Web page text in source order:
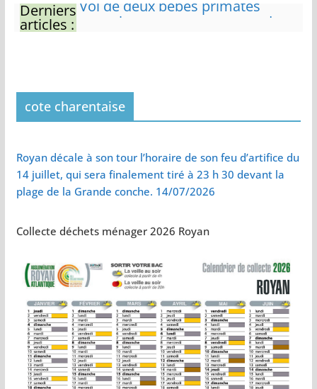
Derniers
articles :
Eau potable : Le préfet de
pelouse de 12h à 16h à partir du
7 juin
Naissance exceptionnelle de
Vol de deux bébés primates
tamarins empereurs au zoo de
La Palmyre
cote charentaise
Royan décale à son tour l’horaire de son feu d’artifice du
14 juillet, qui sera finalement tiré à 23 h 30 devant la
plage de la Grande conche. 14/07/2026
Collecte déchets ménager 2026 Royan